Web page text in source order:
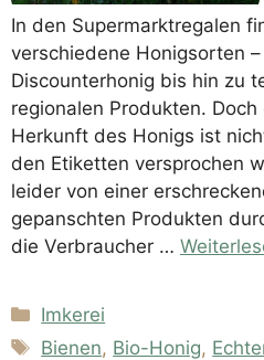
In den Supermarktregalen
verschiedene Honigsorten
Discounterhonig bis hin zu
regionalen Produkten.
Herkunft des Honigs ist
den Etiketten versprochen
leider von einer
gepanschten Produkten
die Verbraucher …
Kategorien
Imkerei
Schlagwörter
Bienen, Bio-Honig,